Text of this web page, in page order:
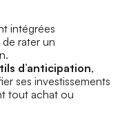
intégrées
rater un
d’anticipation,
ses investissements
tout achat ou